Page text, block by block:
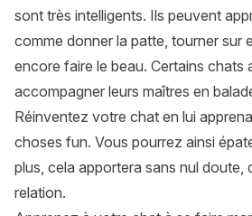
sont très intelligents. Ils peuvent
comme donner la patte, tourner sur
encore faire le beau. Certains chats
accompagner leurs maîtres en
Réinventez votre chat en lui
choses fun. Vous pourrez ainsi
plus, cela apportera sans nul doute,
relation.